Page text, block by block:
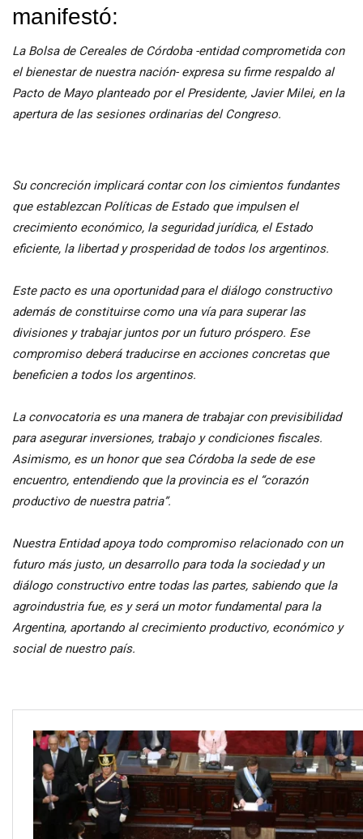
manifestó:
La Bolsa de Cereales de Córdoba -entidad comprometida con
el bienestar de nuestra nación- expresa su firme respaldo al
Pacto de Mayo planteado por el Presidente, Javier Milei, en la
apertura de las sesiones ordinarias del Congreso.
Su concreción implicará contar con los cimientos fundantes
que establezcan Políticas de Estado que impulsen el
crecimiento económico, la seguridad jurídica, el Estado
eficiente, la libertad y prosperidad de todos los argentinos.
Este pacto es una oportunidad para el diálogo constructivo
además de constituirse como una vía para superar las
divisiones y trabajar juntos por un futuro próspero. Ese
compromiso deberá traducirse en acciones concretas que
beneficien a todos los argentinos.
La convocatoria es una manera de trabajar con previsibilidad
para asegurar inversiones, trabajo y condiciones fiscales.
Asimismo, es un honor que sea Córdoba la sede de ese
encuentro, entendiendo que la provincia es el “corazón
productivo de nuestra patria”.
Nuestra Entidad apoya todo compromiso relacionado con un
futuro más justo, un desarrollo para toda la sociedad y un
diálogo constructivo entre todas las partes, sabiendo que la
agroindustria fue, es y será un motor fundamental para la
Argentina, aportando al crecimiento productivo, económico y
social de nuestro país.